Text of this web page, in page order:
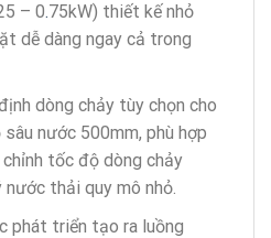
– 0.75kW) thiết kế nhỏ
dễ dàng ngay cả trong
dòng chảy tùy chọn cho
nước 500mm, phù hợp
tốc độ dòng chảy
thải quy mô nhỏ.
phát triển tạo ra luồng